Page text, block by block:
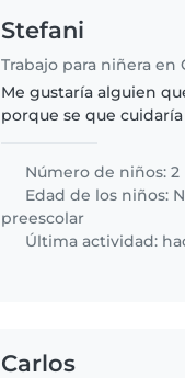
Stefani
Trabajo para niñera en
Me gustaría alguien
porque se que
Número de niños: 2
Edad de los niños:
preescolar
Última actividad:
Carlos